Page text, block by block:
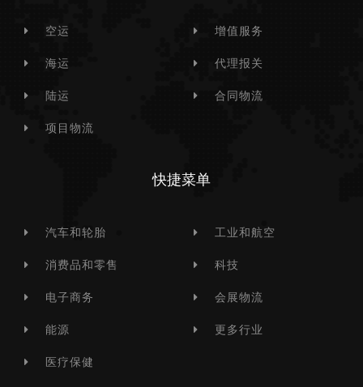
空运
海运
陆运
项目物流
增值服务
代理报关
合同物流
快捷菜单
汽车和轮胎
消费品和零售
电子商务
能源
医疗保健
工业和航空
科技
会展物流
更多行业